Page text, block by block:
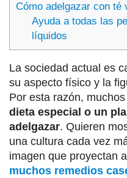
Cómo adelgazar con té
Ayuda a todas las
líquidos
La sociedad actual es
su aspecto físico y la
Por esta razón,
dieta especial o un
adelgazar. Quieren
una cultura cada vez
imagen que proyectan
muchos remedios